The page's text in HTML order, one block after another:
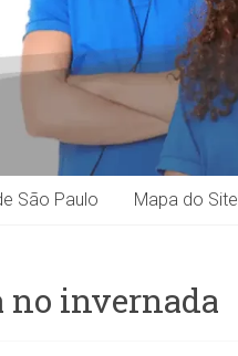
São Paulo Mapa do Site
no invernada